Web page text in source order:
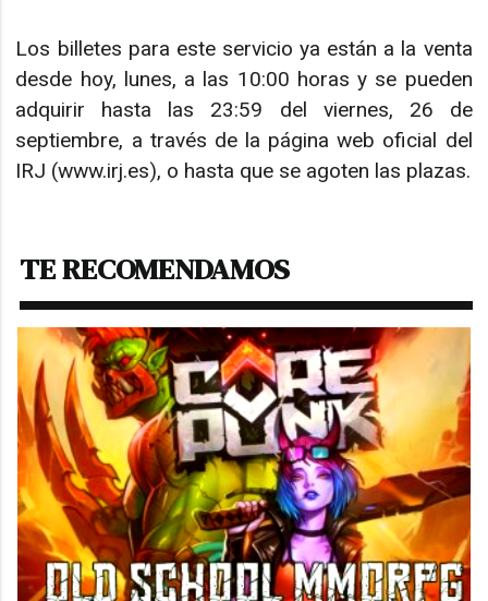
Los billetes para este servicio ya están a la venta
desde hoy, lunes, a las 10:00 horas y se pueden
adquirir hasta las 23:59 del viernes, 26 de
septiembre, a través de la página web oficial del
IRJ (www.irj.es), o hasta que se agoten las plazas.
TE RECOMENDAMOS